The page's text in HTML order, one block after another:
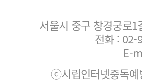
서울시 중구 창경궁로
전화 : 02-
E-
ⓒ시립인터넷중독